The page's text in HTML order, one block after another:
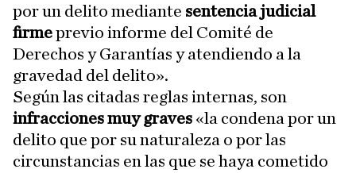
por un delito mediante sentencia judicial
firmeprevio informe del Comité de
Derechos y Garantías y atendiendo a la
gravedad del delito».
Según las citadas reglas internas, son
infracciones muy graves «la condena por un
delito que por su naturaleza o por las
circunstancias en las que se haya cometido